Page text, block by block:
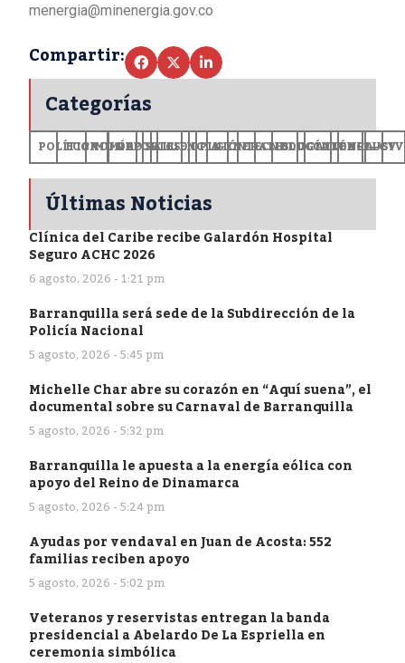
menergia@minenergia.gov.co
Compartir:
Categorías
POLÍTICA
ECONOMÍA
MUNDODEPORTES
SALUDCIENCIA
OPINIÓN
GENERALES
TECNOLOGÍA
EDUCACIÓN
CULTURA+CV
Últimas Noticias
Clínica del Caribe recibe Galardón Hospital
Seguro ACHC 2026
6 agosto, 2026 - 1:21 pm
Barranquilla será sede de la Subdirección de la
Policía Nacional
5 agosto, 2026 - 5:45 pm
Michelle Char abre su corazón en “Aquí suena”, el
documental sobre su Carnaval de Barranquilla
5 agosto, 2026 - 5:32 pm
Barranquilla le apuesta a la energía eólica con
apoyo del Reino de Dinamarca
5 agosto, 2026 - 5:24 pm
Ayudas por vendaval en Juan de Acosta: 552
familias reciben apoyo
5 agosto, 2026 - 5:02 pm
Veteranos y reservistas entregan la banda
presidencial a Abelardo De La Espriella en
ceremonia simbólica